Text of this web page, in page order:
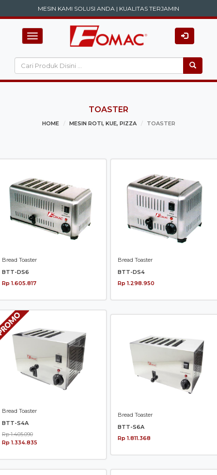
MESIN KAMI SOLUSI ANDA | KUALITAS TERJAMIN
Toggle
navigation
TOASTER
HOME MESIN ROTI, KUE, PIZZA TOASTER
Bread Toaster
BTT-DS6
Rp 1.605.817
Bread Toaster
BTT-DS4
Rp 1.298.950
Bread Toaster
BTT-S4A
Rp 1.405.090
Rp 1.334.835
Bread Toaster
BTT-S6A
Rp 1.811.368